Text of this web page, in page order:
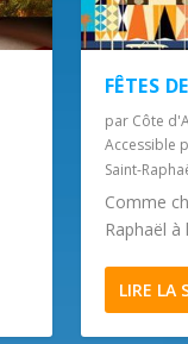
FÊTES
par Côte
Accessible
Saint-
Comme
Raphaël à
LIRE LA